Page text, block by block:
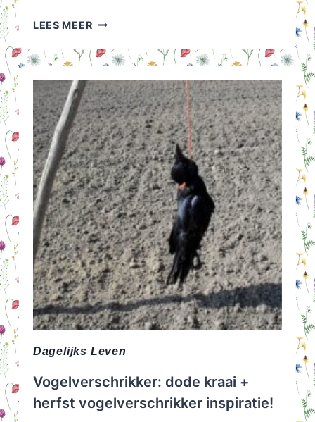
LEES MEERWELKE
KIES
30X
VLOER
&
PLAFONNDECORATIE
TIPS
Dagelijks Leven
Vogelverschrikker: dode kraai +
herfst vogelverschrikker inspiratie!